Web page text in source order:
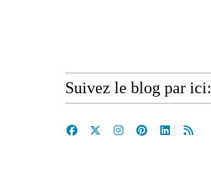
Suivez le blog par ici: